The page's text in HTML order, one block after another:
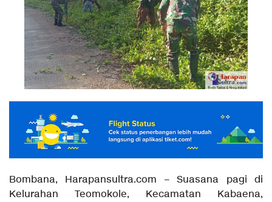
Bombana, Harapansultra.com – Suasana pagi di
Kelurahan Teomokole, Kecamatan Kabaena,